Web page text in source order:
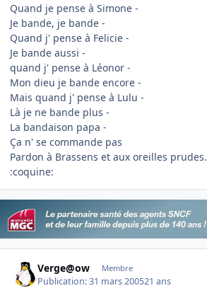
Quand je pense à Simone -
Je bande, je bande -
Quand j' pense à Felicie -
Je bande aussi -
quand j' pense à Léonor -
Mon dieu je bande encore -
Mais quand j' pense à Lulu -
Là je ne bande plus -
La bandaison papa -
Ça n' se commande pas
Pardon à Brassens et aux oreilles prudes.
:coquine:
Verge@ow Membre
Publication:31 mars 200521 ans